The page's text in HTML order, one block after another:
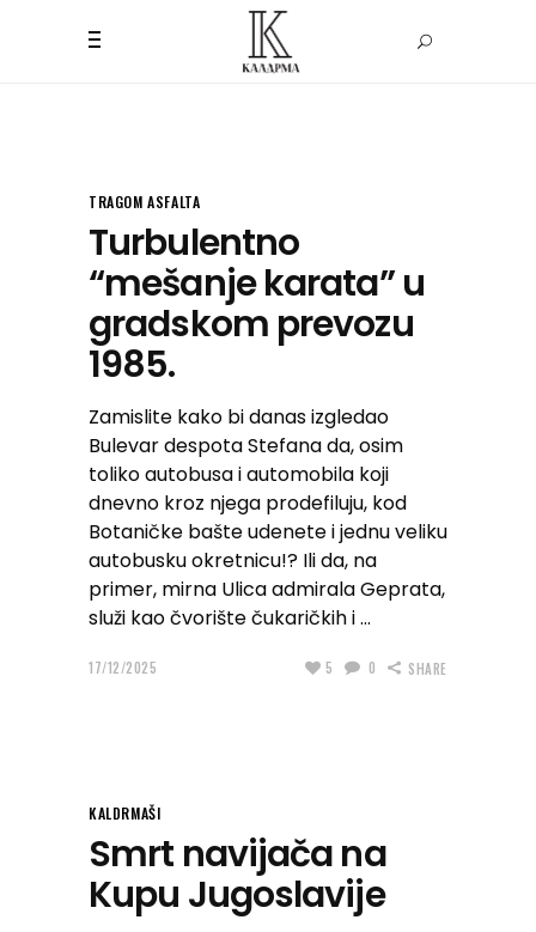
TRAGOM ASFALTA
Turbulentno
“mešanje karata” u
gradskom prevozu
1985.
Zamislite kako bi danas izgledao
Bulevar despota Stefana da, osim
toliko autobusa i automobila koji
dnevno kroz njega prodefiluju, kod
Botaničke bašte udenete i jednu veliku
autobusku okretnicu!? Ili da, na
primer, mirna Ulica admirala Geprata,
služi kao čvorište čukaričkih i
17/12/2025 5 0 SHARE
KALDRMAŠI
Smrt navijača na
Kupu Jugoslavije